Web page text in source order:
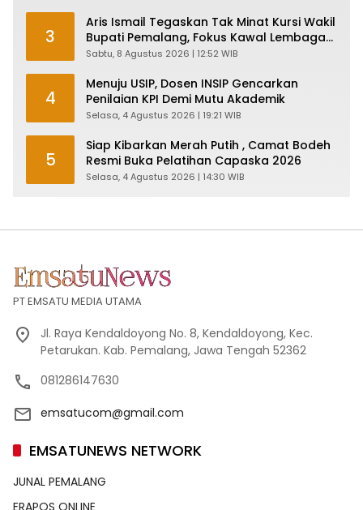
3
Aris Ismail Tegaskan Tak Minat Kursi Wakil
Bupati Pemalang, Fokus Kawal Lembaga
Legislatif
Sabtu, 8 Agustus 2026 | 12:52 WIB
4
Menuju USIP, Dosen INSIP Gencarkan
Penilaian KPI Demi Mutu Akademik
Selasa, 4 Agustus 2026 | 19:21 WIB
5
Siap Kibarkan Merah Putih , Camat Bodeh
Resmi Buka Pelatihan Capaska 2026
Selasa, 4 Agustus 2026 | 14:30 WIB
PT EMSATU MEDIA UTAMA
Jl. Raya Kendaldoyong No. 8, Kendaldoyong, Kec.
Petarukan. Kab. Pemalang, Jawa Tengah 52362
081286147630
emsatucom@gmail.com
EMSATUNEWS NETWORK
JUNAL PEMALANG
ERAPOS ONLINE